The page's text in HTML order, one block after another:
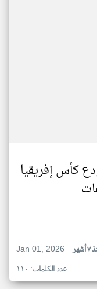
كأس إفريقيا
Jan 01, 2026
عدد الكلمات: ١١٠